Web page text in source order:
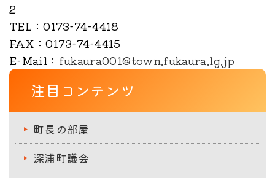
2
TEL ：0173-74-4418
FAX ：0173-74-4415
E-Mail ： fukaura001@town.fukaura.lg.jp
注目コンテンツ
町長の部屋
深浦町議会